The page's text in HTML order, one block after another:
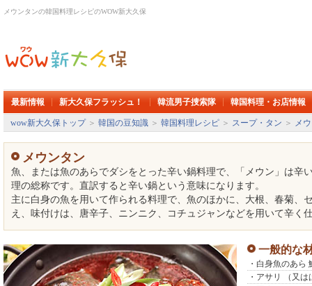
メウンタンの韓国料理レシピのWOW新大久保
最新情報 新大久保フラッシュ！ 韓流男子捜索隊 韓国料理・お店情報
wow新大久保トップ＞ 韓国の豆知識 ＞ 韓国料理レシピ ＞ スープ・タン ＞ メ
メウンタン
魚、または魚のあらでダシをとった辛い鍋料理で、「メウン」は辛
理の総称です。直訳すると辛い鍋という意味になります。
主に白身の魚を用いて作られる料理で、魚のほかに、大根、春菊、
え、味付けは、唐辛子、ニンニク、コチュジャンなどを用いて辛く
一般的な
・白身魚のあ
・アサリ （又